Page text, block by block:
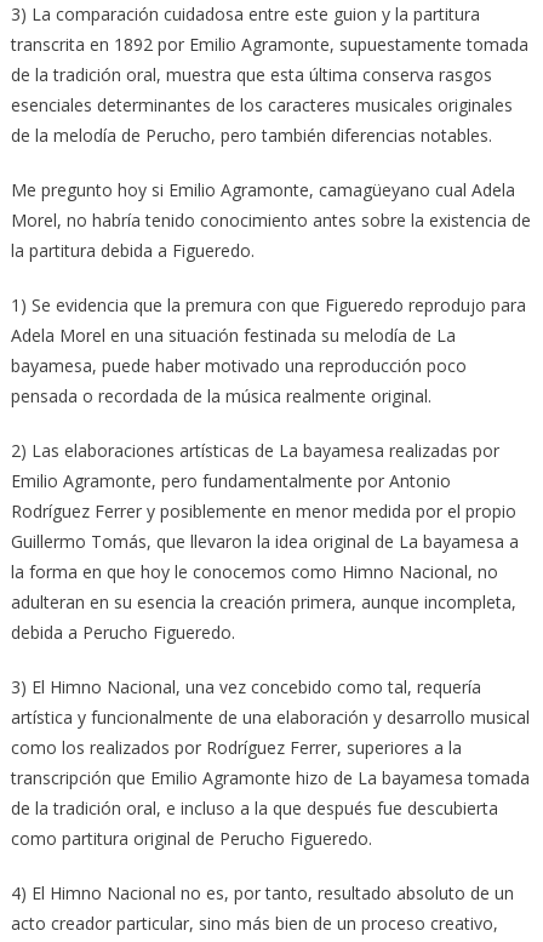
3) La comparación cuidadosa entre este guion y la partitura
transcrita en 1892 por Emilio Agramonte, supuestamente tomada
de la tradición oral, muestra que esta última conserva rasgos
esenciales determinantes de los caracteres musicales originales
de la melodía de Perucho, pero también diferencias notables.
Me pregunto hoy si Emilio Agramonte, camagüeyano cual Adela
Morel, no habría tenido conocimiento antes sobre la existencia de
la partitura debida a Figueredo.
1) Se evidencia que la premura con que Figueredo reprodujo para
Adela Morel en una situación festinada su melodía de La
bayamesa, puede haber motivado una reproducción poco
pensada o recordada de la música realmente original.
2) Las elaboraciones artísticas de La bayamesa realizadas por
Emilio Agramonte, pero fundamentalmente por Antonio
Rodríguez Ferrer y posiblemente en menor medida por el propio
Guillermo Tomás, que llevaron la idea original de La bayamesa a
la forma en que hoy le conocemos como Himno Nacional, no
adulteran en su esencia la creación primera, aunque incompleta,
debida a Perucho Figueredo.
3) El Himno Nacional, una vez concebido como tal, requería
artística y funcionalmente de una elaboración y desarrollo musical
como los realizados por Rodríguez Ferrer, superiores a la
transcripción que Emilio Agramonte hizo de La bayamesa tomada
de la tradición oral, e incluso a la que después fue descubierta
como partitura original de Perucho Figueredo.
4) El Himno Nacional no es, por tanto, resultado absoluto de un
acto creador particular, sino más bien de un proceso creativo,